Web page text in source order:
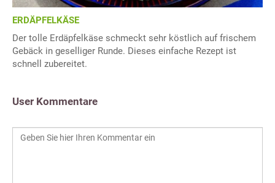
ERDÄPFELKÄSE
Der tolle Erdäpfelkäse schmeckt sehr köstlich auf frischem
Gebäck in geselliger Runde. Dieses einfache Rezept ist
schnell zubereitet.
User Kommentare